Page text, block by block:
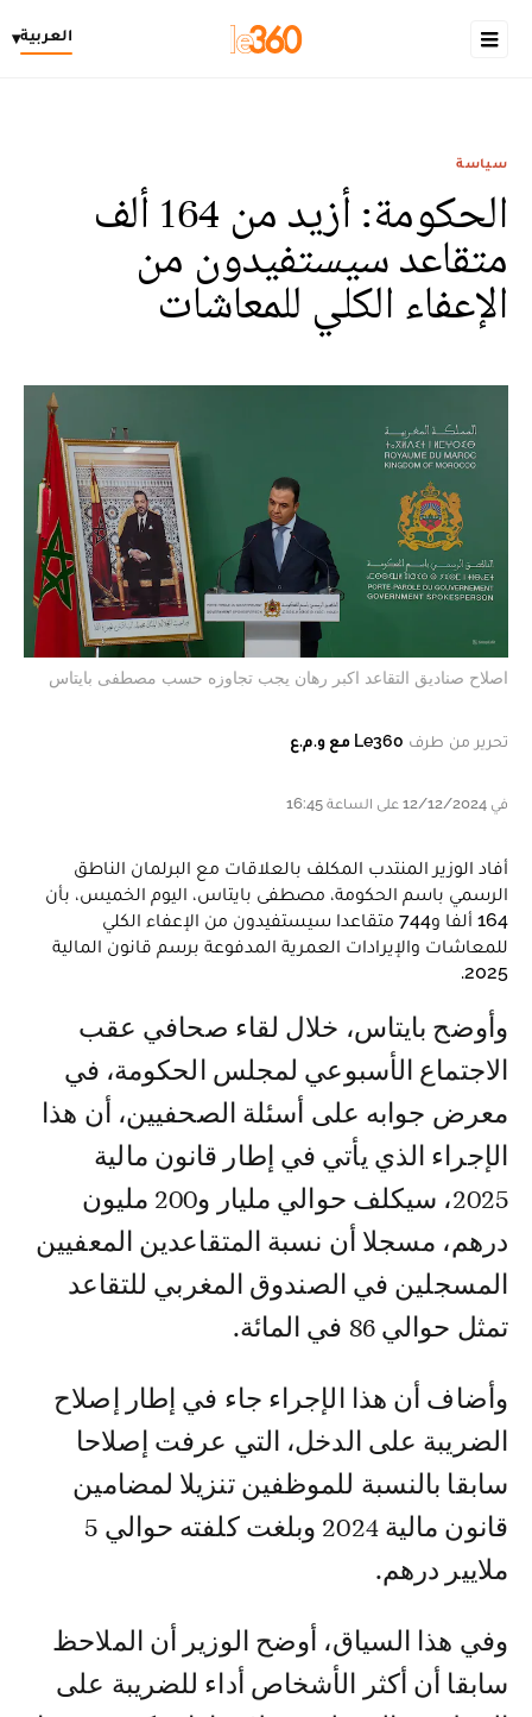
العربية▾
سياسة
الحكومة: أزيد من 164 ألف
متقاعد سيستفيدون من
الإعفاء الكلي للمعاشات
اصلاح صناديق التقاعد اكبر رهان يجب تجاوزه حسب مصطفى بايتاس
تحرير من طرف Le360 مع و.م.ع
في 12/12/2024 على الساعة 16:45
أفاد الوزير المنتدب المكلف بالعلاقات مع البرلمان الناطق
الرسمي باسم الحكومة، مصطفى بايتاس، اليوم الخميس، بأن
164 ألفا و744 متقاعدا سيستفيدون من الإعفاء الكلي
للمعاشات والإيرادات العمرية المدفوعة برسم قانون المالية
2025.
وأوضح بايتاس، خلال لقاء صحافي عقب
الاجتماع الأسبوعي لمجلس الحكومة، في
معرض جوابه على أسئلة الصحفيين، أن هذا
الإجراء الذي يأتي في إطار قانون مالية
2025، سيكلف حوالي مليار و200 مليون
درهم، مسجلا أن نسبة المتقاعدين المعفيين
المسجلين في الصندوق المغربي للتقاعد
تمثل حوالي 86 في المائة.
وأضاف أن هذا الإجراء جاء في إطار إصلاح
الضريبة على الدخل، التي عرفت إصلاحا
سابقا بالنسبة للموظفين تنزيلا لمضامين
قانون مالية 2024 وبلغت كلفته حوالي 5
ملايير درهم.
وفي هذا السياق، أوضح الوزير أن الملاحظ
سابقا أن أكثر الأشخاص أداء للضريبة على